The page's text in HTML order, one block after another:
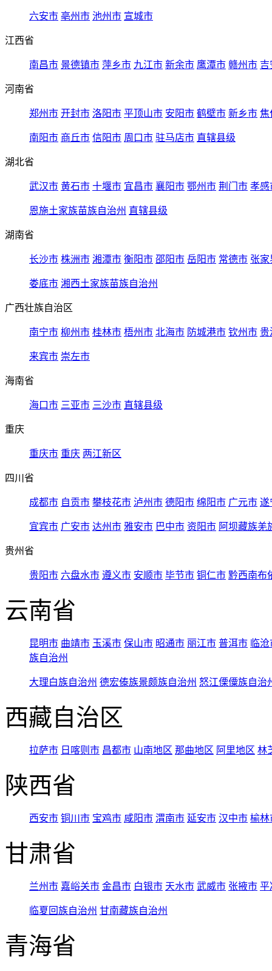
六安市 亳州市 池州市 宣城市
江西省
南昌市 景德镇市 萍乡市 九江市 新余市 鹰潭市 赣州市 吉
河南省
郑州市 开封市 洛阳市 平顶山市 安阳市 鹤壁市 新乡市 焦
南阳市 商丘市 信阳市 周口市 驻马店市 直辖县级
湖北省
武汉市 黄石市 十堰市 宜昌市 襄阳市 鄂州市 荆门市 孝感
恩施土家族苗族自治州 直辖县级
湖南省
长沙市 株洲市 湘潭市 衡阳市 邵阳市 岳阳市 常德市 张家
娄底市 湘西土家族苗族自治州
广西壮族自治区
南宁市 柳州市 桂林市 梧州市 北海市 防城港市 钦州市 贵
来宾市 崇左市
海南省
海口市 三亚市 三沙市 直辖县级
重庆
重庆市 重庆 两江新区
四川省
成都市 自贡市 攀枝花市 泸州市 德阳市 绵阳市 广元市 遂
宜宾市 广安市 达州市 雅安市 巴中市 资阳市 阿坝藏族羌
贵州省
贵阳市 六盘水市 遵义市 安顺市 毕节市 铜仁市 黔西南布
云南省
昆明市 曲靖市 玉溪市 保山市 昭通市 丽江市 普洱市 临
族自治州
大理白族自治州 德宏傣族景颇族自治州 怒江傈僳族自治
西藏自治区
拉萨市 日喀则市 昌都市 山南地区 那曲地区 阿里地区 林
陕西省
西安市 铜川市 宝鸡市 咸阳市 渭南市 延安市 汉中市 榆林
甘肃省
兰州市 嘉峪关市 金昌市 白银市 天水市 武威市 张掖市 平
临夏回族自治州 甘南藏族自治州
青海省